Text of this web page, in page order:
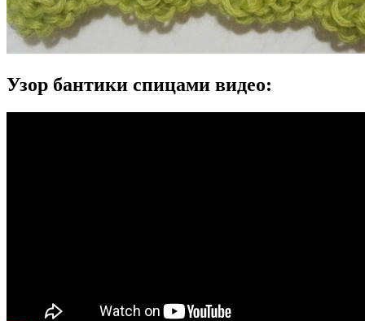
Узор бантики спицами видео: